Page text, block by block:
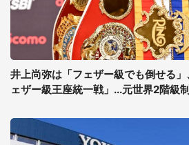
井上尚弥は「フェザー級でも倒せる
ェザー級王座統一戦」...元世界2階級